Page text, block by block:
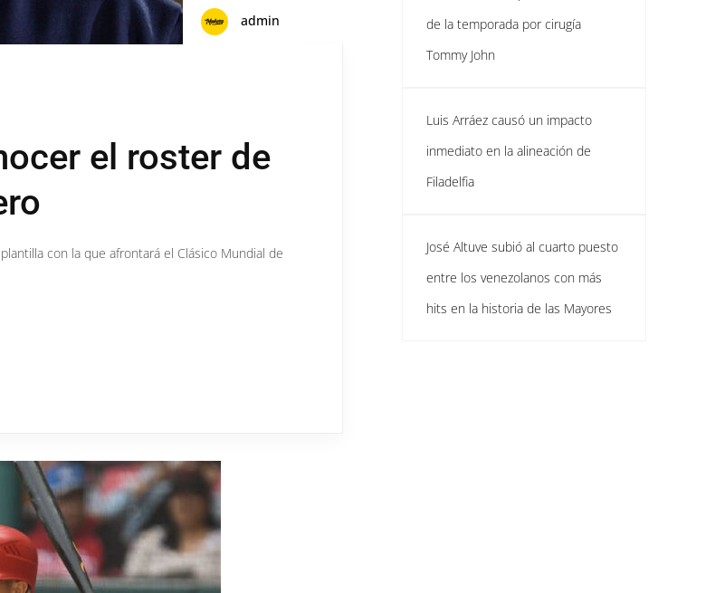
admin
el roster de
con la que afrontará el Clásico Mundial de
de la temporada por cirugía
Tommy John
Luis Arráez causó un impacto
inmediato en la alineación de
Filadelfia
José Altuve subió al cuarto puesto
entre los venezolanos con más
hits en la historia de las Mayores